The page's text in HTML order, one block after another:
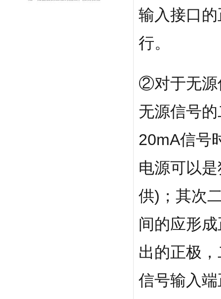
输入接口
行。
②对于无源
无源信号
20mA信号
电源可以
供)；其次
间的应形
出的正极
信号输入